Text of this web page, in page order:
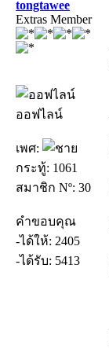
tongtawee
Extras Member
ออฟไลน์
เพศ:
กระทู้: 1061
สมาชิก Nº: 30
คำขอบคุณ
-ได้ให้: 2405
-ได้รับ: 5413